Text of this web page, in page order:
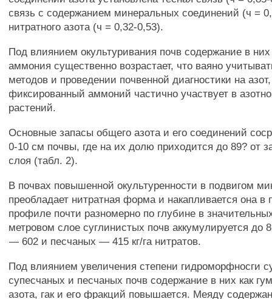
связь с содержанием минеральных соединений (ч =
нитратного азота (ч = 0,32-0,53).
Под влиянием окультуривания почв содержание в
аммония существенно возрастает, что ваяно
методов и проведении почвенной диагностики на
фиксированный аммоний частично участвует в
растений.
Основные запасы общего азота и его соединений
0-10 см почвы, где на их долю приходится до 89? от
слоя (табл. 2).
В почвах повышенной окультуренности в подвигом
преобладает нитратная форма и накапливается она в
профиле почти разномерно по глубине в
метровом слое суглинистых почв аккумулируется до
— 602 и песчаных — 415 кг/га нитратов.
Под влиянием увеличения степени гидроморфносги
супесчаных и песчаных почв содержание в них как
азота, гак и его фракций повышается. Меяду